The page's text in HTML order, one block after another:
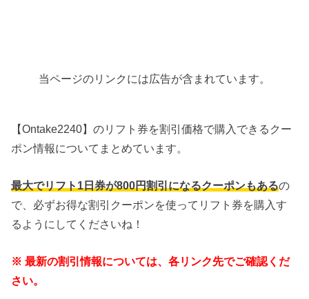
当ページのリンクには広告が含まれています。
【Ontake2240】のリフト券を割引価格で購入できるクー
ポン情報についてまとめています。
最大でリフト1日券が800円割引になるクーポンもあるの
で、必ずお得な割引クーポンを使ってリフト券を購入す
るようにしてくださいね！
※ 最新の割引情報については、各リンク先でご確認くだ
さい。